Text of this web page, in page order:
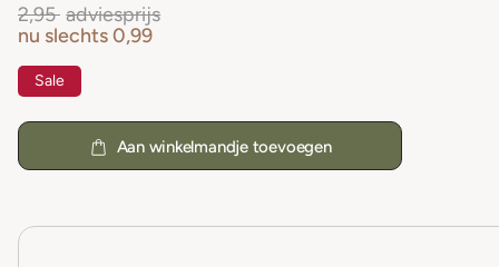
2,95 adviesprijs
nu slechts0,99
Sale
Aan winkelmandje toevoegen